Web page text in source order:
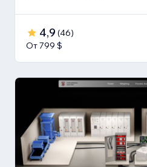
4,9 (46)
От 799 $